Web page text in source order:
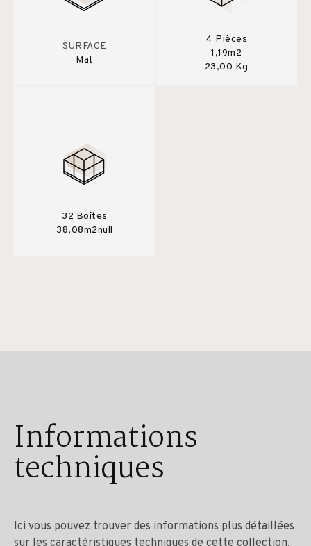
SURFACE
Mat
4 Pièces
1,19m2
23,00 Kg
32 Boîtes
38,08m2null
Informations
techniques
Ici vous pouvez trouver des informations plus détaillées
sur les caractéristiques techniques de cette collection,